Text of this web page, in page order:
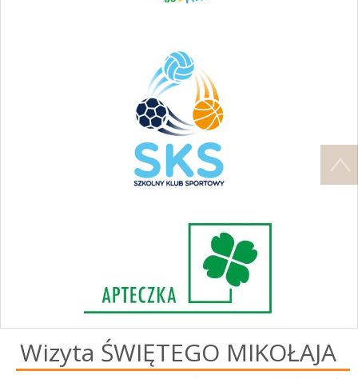
Wizyta ŚWIĘTEGO MIKOŁAJA